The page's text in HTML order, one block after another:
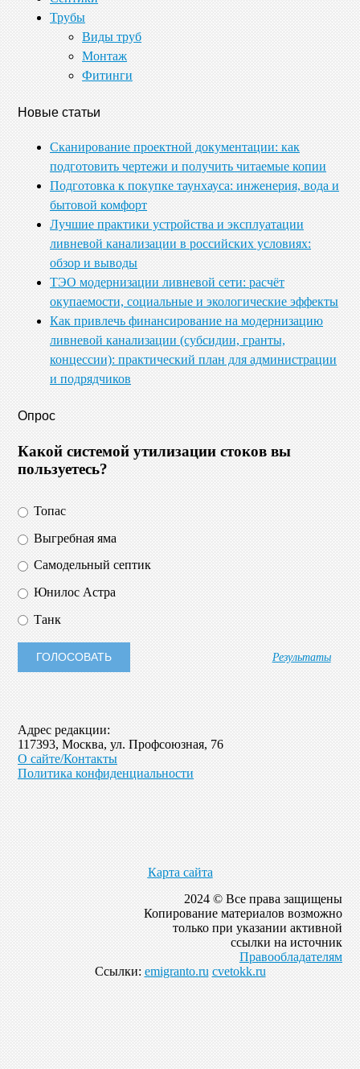
Трубы
Виды труб
Монтаж
Фитинги
Новые статьи
Сканирование проектной документации: как
подготовить чертежи и получить читаемые копии
Подготовка к покупке таунхауса: инженерия, вода и
бытовой комфорт
Лучшие практики устройства и эксплуатации
ливневой канализации в российских условиях:
обзор и выводы
ТЭО модернизации ливневой сети: расчёт
окупаемости, социальные и экологические эффекты
Как привлечь финансирование на модернизацию
ливневой канализации (субсидии, гранты,
концессии): практический план для администрации
и подрядчиков
Опрос
Какой системой утилизации стоков вы
пользуетесь?
Топас
Выгребная яма
Самодельный септик
Юнилос Астра
Танк
Результаты
Адрес редакции:
117393, Москва, ул. Профсоюзная, 76
О сайте/Контакты
Политика конфиденциальности
Карта сайта
2024 © Все права защищены
Копирование материалов возможно
только при указании активной
ссылки на источник
Правообладателям
Ссылки: emigranto.ru cvetokk.ru